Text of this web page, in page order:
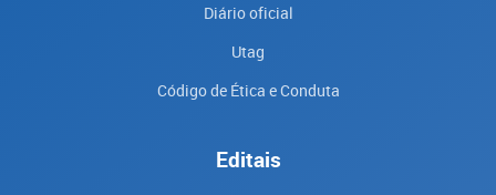
Diário oficial
Utag
Código de Ética e Conduta
Editais